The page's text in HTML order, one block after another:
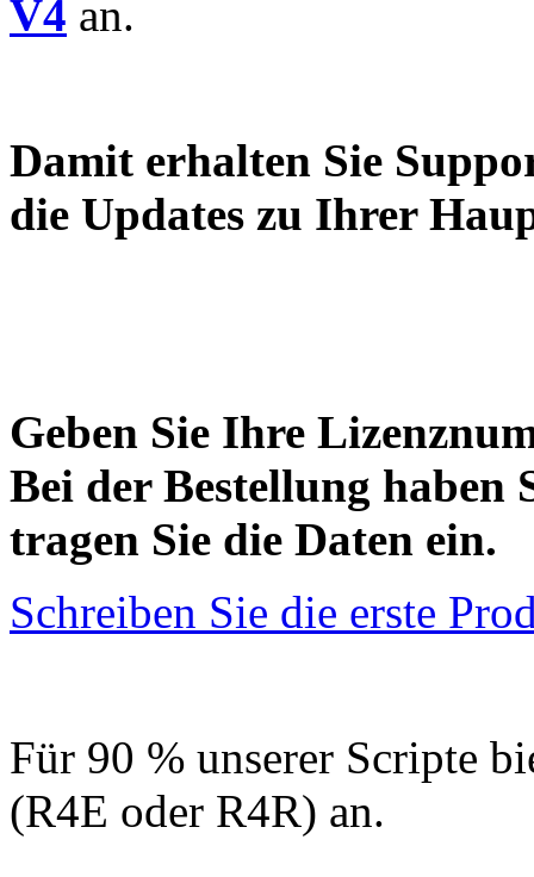
V4 an.
Damit erhalten Sie
die Updates zu Ihrer
Geben Sie Ihre
Bei der Bestellung
tragen Sie die Daten ein.
Schreiben Sie die erste
Für 90 % unserer Scripte
(R4E oder R4R) an.